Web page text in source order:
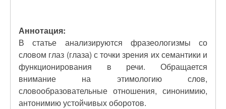
Аннотация:
В статье анализируются фразеологизмы со
словом глаз (глаза) с точки зрения их семантики и
функционирования в речи. Обращается
внимание на этимологию слов,
словообразовательные отношения, синонимию,
антонимию устойчивых оборотов.